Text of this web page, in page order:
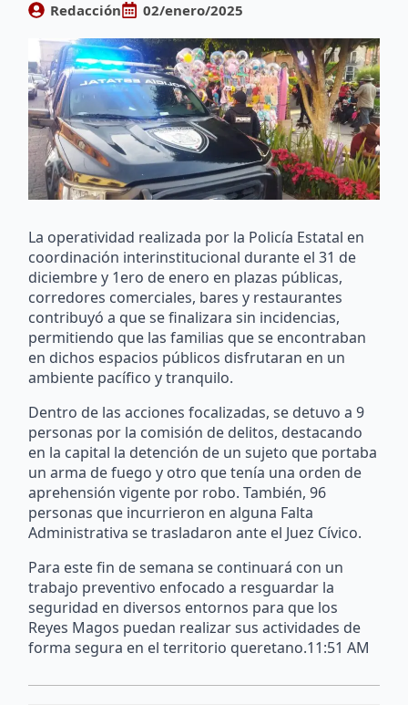
Redacción 02/enero/2025
La operatividad realizada por la Policía Estatal en
coordinación interinstitucional durante el 31 de
diciembre y 1ero de enero en plazas públicas,
corredores comerciales, bares y restaurantes
contribuyó a que se finalizara sin incidencias,
permitiendo que las familias que se encontraban
en dichos espacios públicos disfrutaran en un
ambiente pacífico y tranquilo.
Dentro de las acciones focalizadas, se detuvo a 9
personas por la comisión de delitos, destacando
en la capital la detención de un sujeto que portaba
un arma de fuego y otro que tenía una orden de
aprehensión vigente por robo. También, 96
personas que incurrieron en alguna Falta
Administrativa se trasladaron ante el Juez Cívico.
Para este fin de semana se continuará con un
trabajo preventivo enfocado a resguardar la
seguridad en diversos entornos para que los
Reyes Magos puedan realizar sus actividades de
forma segura en el territorio queretano.11:51 AM